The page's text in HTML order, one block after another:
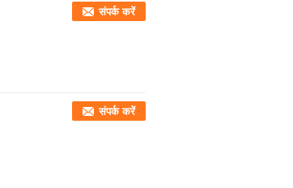
संपर्क करें
संपर्क करें